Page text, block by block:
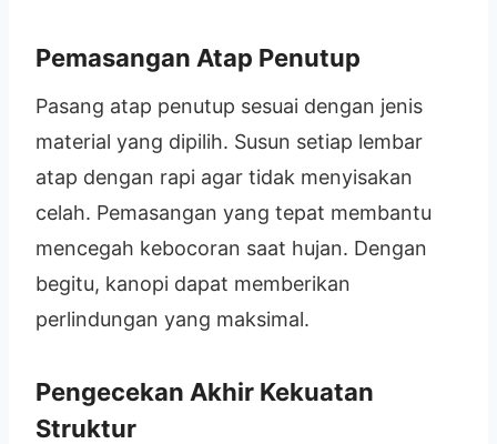
Pemasangan Atap Penutup
Pasang atap penutup sesuai dengan jenis
material yang dipilih. Susun setiap lembar
atap dengan rapi agar tidak menyisakan
celah. Pemasangan yang tepat membantu
mencegah kebocoran saat hujan. Dengan
begitu, kanopi dapat memberikan
perlindungan yang maksimal.
Pengecekan Akhir Kekuatan
Struktur